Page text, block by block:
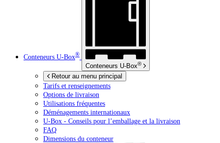
Conteneurs U-Box®
Conteneurs U-Box®
Retour au menu principal
Tarifs et renseignements
Options de livraison
Utilisations fréquentes
Déménagements internationaux
U-Box - Conseils pour l’emballage et la livraison
FAQ
Dimensions du conteneur